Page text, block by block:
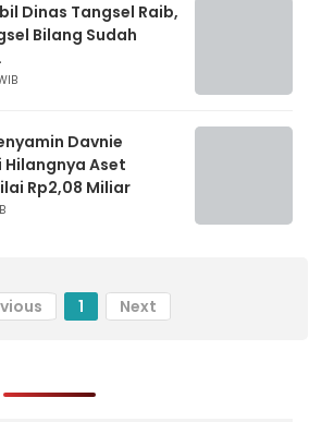
Dinas Tangsel Raib,
Bilang Sudah
Davnie
Hilangnya Aset
Rp2,08 Miliar
1 Next